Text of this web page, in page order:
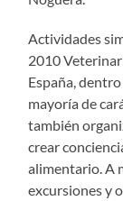
Actividades
2010
España,
mayoría de
también
crear
alimentario. A
excursiones y